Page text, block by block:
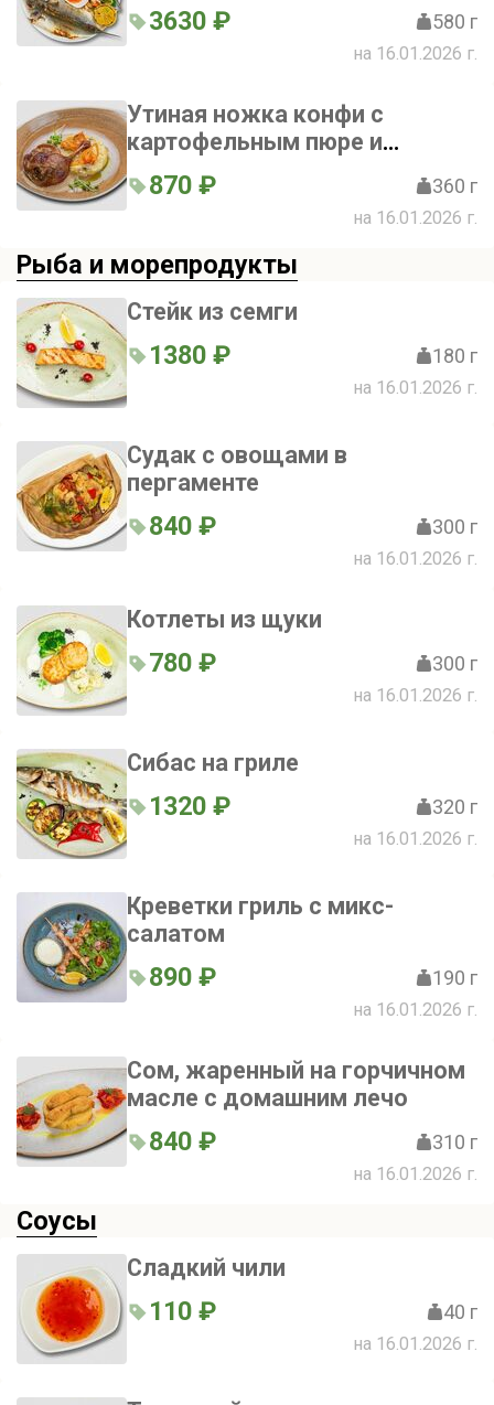
3630 ₽ 580 г
на 16.01.2026 г.
Утиная ножка конфи с
картофельным пюре и
грибным соусом
870 ₽ 360 г
на 16.01.2026 г.
Рыба и морепродукты
Стейк из семги
1380 ₽ 180 г
на 16.01.2026 г.
Судак с овощами в
пергаменте
840 ₽ 300 г
на 16.01.2026 г.
Котлеты из щуки
780 ₽ 300 г
на 16.01.2026 г.
Сибас на гриле
1320 ₽ 320 г
на 16.01.2026 г.
Креветки гриль с микс-
салатом
890 ₽ 190 г
на 16.01.2026 г.
Сом, жаренный на горчичном
масле с домашним лечо
840 ₽ 310 г
на 16.01.2026 г.
Соусы
Сладкий чили
110 ₽ 40 г
на 16.01.2026 г.